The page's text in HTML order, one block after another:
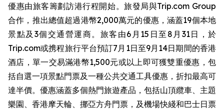
優惠由旅客籌劃訪港行程開始。旅發局與Trip.com Group
合作，推出總值超過港幣2,000萬元的優惠，涵蓋19個本地
景點及3個交通營運商。旅客由6月15日至8月31日，於
Trip.com或携程旅行平台預訂7月1日至9月14日期間的香港
酒店，單一交易滿港幣1,500元或以上即可獲雙重優惠，包
括自選一項景點門票及一種公共交通工具優惠，折扣最高可
達半價。優惠涵蓋多個熱門旅遊產品，包括山頂纜車、主題
樂園、香港摩天輪、挪亞方舟門票，及機場快綫和巴士日票